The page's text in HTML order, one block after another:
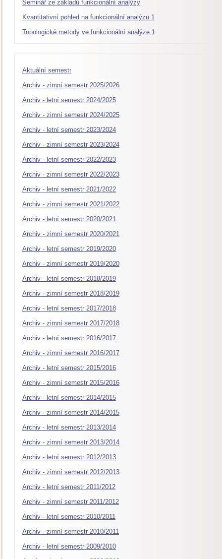
Seminář ze základů funkcionální analýzy
Kvantitativní pohled na funkcionální analýzu 1
Topologické metody ve funkcionální analýze 1
Aktuální semestr
Archiv - zimní semestr 2025/2026
Archiv - letní semestr 2024/2025
Archiv - zimní semestr 2024/2025
Archiv - letní semestr 2023/2024
Archiv - zimní semestr 2023/2024
Archiv - letní semestr 2022/2023
Archiv - zimní semestr 2022/2023
Archiv - letní semestr 2021/2022
Archiv - zimní semestr 2021/2022
Archiv - letní semestr 2020/2021
Archiv - zimní semestr 2020/2021
Archiv - letní semestr 2019/2020
Archiv - zimní semestr 2019/2020
Archiv - letní semestr 2018/2019
Archiv - zimní semestr 2018/2019
Archiv - letní semestr 2017/2018
Archiv - zimní semestr 2017/2018
Archiv - letní semestr 2016/2017
Archiv - zimní semestr 2016/2017
Archiv - letní semestr 2015/2016
Archiv - zimní semestr 2015/2016
Archiv - letní semestr 2014/2015
Archiv - zimní semestr 2014/2015
Archiv - letní semestr 2013/2014
Archiv - zimní semestr 2013/2014
Archiv - letní semestr 2012/2013
Archiv - zimní semestr 2012/2013
Archiv - letní semestr 2011/2012
Archiv - zimní semestr 2011/2012
Archiv - letní semestr 2010/2011
Archiv - zimní semestr 2010/2011
Archiv - letní semestr 2009/2010